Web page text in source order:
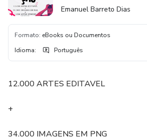
Emanuel Barreto Dias
Formato: eBooks ou Documentos
Idioma: Português
12.000 ARTES EDITAVEL
+
34.000 IMAGENS EM PNG